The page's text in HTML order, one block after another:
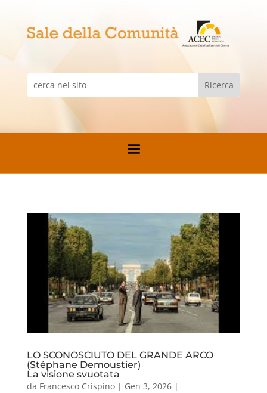
LO SCONOSCIUTO DEL GRANDE ARCO
(Stéphane Demoustier)
La visione svuotata
da Francesco Crispino| Gen 3, 2026|